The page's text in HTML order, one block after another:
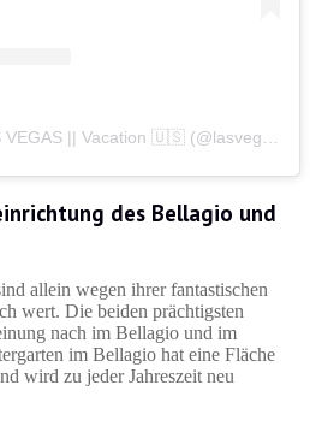
des Bellagio und
allein wegen ihrer fantastischen
wert. Die beiden prächtigsten
nach im Bellagio und im
im Bellagio hat eine Fläche
wird zu jeder Jahreszeit neu